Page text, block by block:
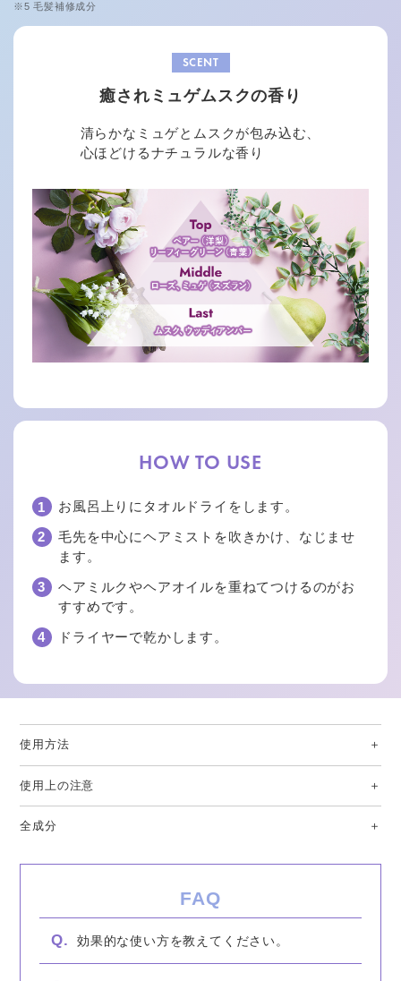
※5 毛髪補修成分
SCENT
癒されミュゲムスクの香り
清らかなミュゲとムスクが包み込む、
心ほどけるナチュラルな香り
HOW TO USE
お風呂上りにタオルドライをします。
毛先を中心にヘアミストを吹きかけ、なじませ
ます。
ヘアミルクやヘアオイルを重ねてつけるのがお
すすめです。
ドライヤーで乾かします。
使用方法
使用上の注意
全成分
効果的な使い方を教えてください。